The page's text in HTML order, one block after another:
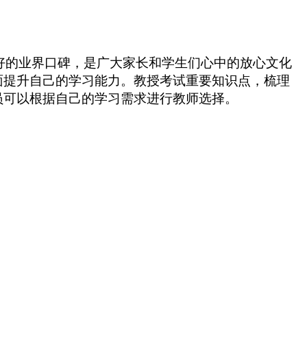
业界口碑，是广大家长和学生们心中的放心文化
升自己的学习能力。教授考试重要知识点，梳理
以根据自己的学习需求进行教师选择。